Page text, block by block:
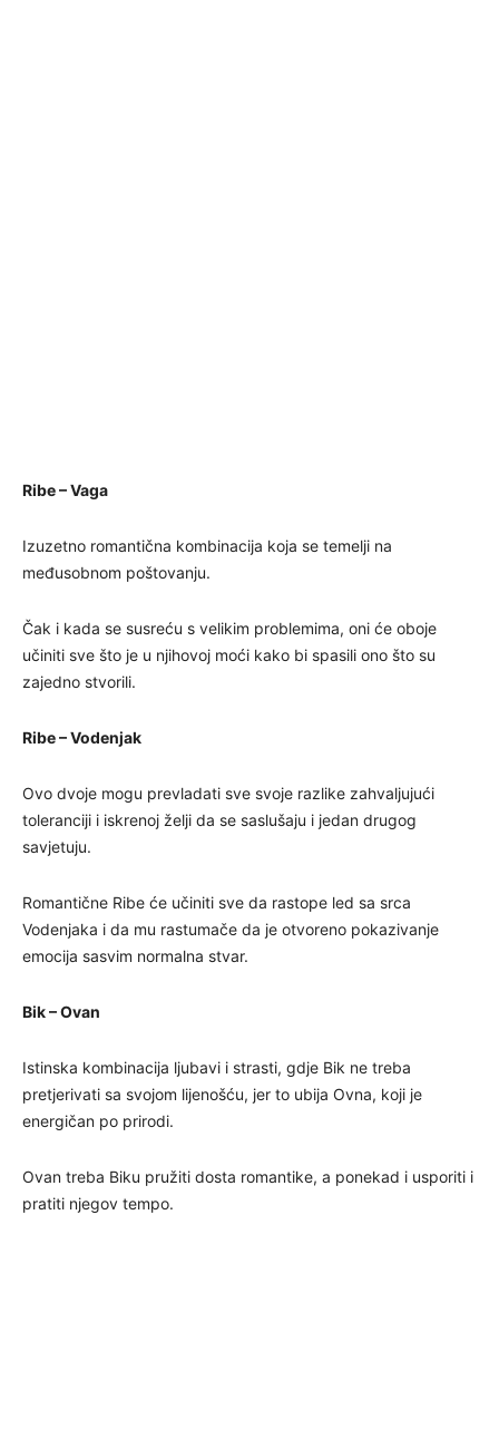
Ribe – Vaga
Izuzetno romantična kombinacija koja se temelji na
međusobnom poštovanju.
Čak i kada se susreću s velikim problemima, oni će oboje
učiniti sve što je u njihovoj moći kako bi spasili ono što su
zajedno stvorili.
Ribe – Vodenjak
Ovo dvoje mogu prevladati sve svoje razlike zahvaljujući
toleranciji i iskrenoj želji da se saslušaju i jedan drugog
savjetuju.
Romantične Ribe će učiniti sve da rastope led sa srca
Vodenjaka i da mu rastumače da je otvoreno pokazivanje
emocija sasvim normalna stvar.
Bik – Ovan
Istinska kombinacija ljubavi i strasti, gdje Bik ne treba
pretjerivati sa svojom lijenošću, jer to ubija Ovna, koji je
energičan po prirodi.
Ovan treba Biku pružiti dosta romantike, a ponekad i usporiti i
pratiti njegov tempo.